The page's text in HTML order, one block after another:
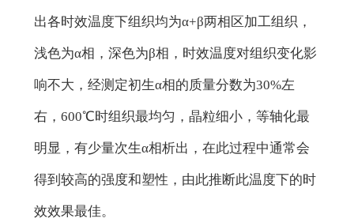
出各时效温度下组织均为α+β两相区加工组织，
浅色为α相，深色为β相，时效温度对组织变化影
响不大，经测定初生α相的质量分数为30%左
右，600℃时组织最均匀，晶粒细小，等轴化最
明显，有少量次生α相析出，在此过程中通常会
得到较高的强度和塑性，由此推断此温度下的时
效效果最佳。